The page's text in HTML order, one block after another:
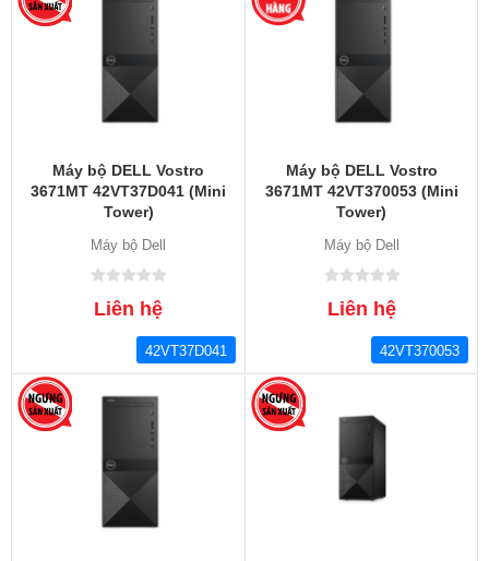
Máy bộ DELL Vostro
3671MT 42VT37D041 (Mini
Tower)
Máy bộ Dell
Liên hệ
42VT37D041
Máy bộ DELL Vostro
3671MT 42VT370053 (Mini
Tower)
Máy bộ Dell
Liên hệ
42VT370053